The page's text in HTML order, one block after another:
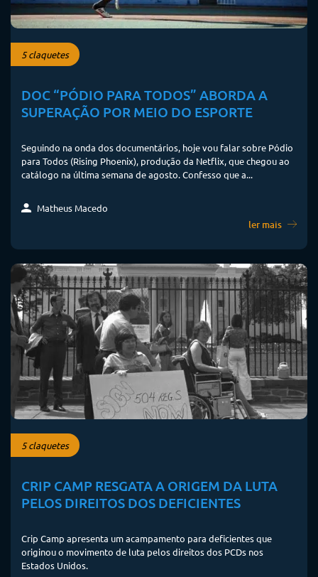
5 claquetes
DOC “PÓDIO PARA TODOS” ABORDA A
SUPERAÇÃO POR MEIO DO ESPORTE
Seguindo na onda dos documentários, hoje vou falar sobre Pódio
para Todos (Rising Phoenix), produção da Netflix, que chegou ao
catálogo na última semana de agosto. Confesso que a...
Matheus Macedo
ler mais
5 claquetes
CRIP CAMP RESGATA A ORIGEM DA LUTA
PELOS DIREITOS DOS DEFICIENTES
Crip Camp apresenta um acampamento para deficientes que
originou o movimento de luta pelos direitos dos PCDs nos
Estados Unidos.